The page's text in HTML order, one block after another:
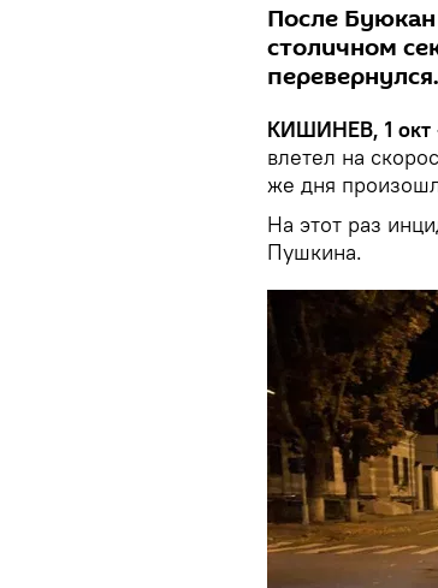
После
столичном
перевернулся.
КИШИНЕВ, 1 окт
влетел на
же дня
На этот раз
Пушкина.